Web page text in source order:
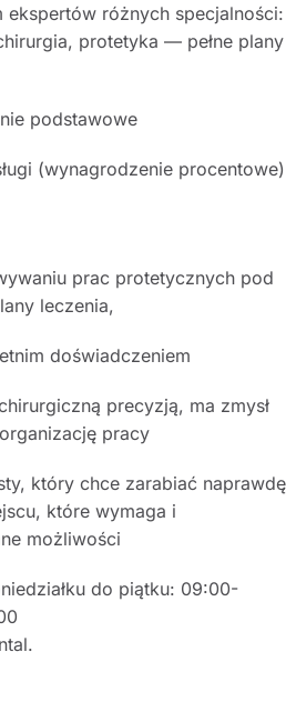
ekspertów różnych specjalności:
protetyka — pełne plany
podstawowe
(wynagrodzenie procentowe)
prac protetycznych pod
leczenia,
doświadczeniem
precyzją, ma zmysł
pracy
który chce zarabiać naprawdę
które wymaga i
możliwości
do piątku: 09:00-